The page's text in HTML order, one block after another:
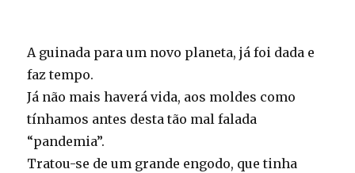
A guinada para um novo planeta, já foi dada e
faz tempo.
Já não mais haverá vida, aos moldes como
tínhamos antes desta tão mal falada
“pandemia”.
Tratou-se de um grande engodo, que tinha